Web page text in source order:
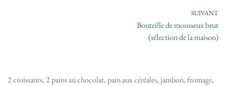
SUIVANT
Bouteille de mousseux brut
(sélection de la maison)
2 croissants, 2 pains au chocolat, pain aux céréales, jambon, fromage,